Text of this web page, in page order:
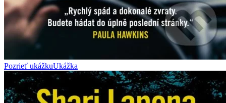
Pozrieť ukážkuUkážka